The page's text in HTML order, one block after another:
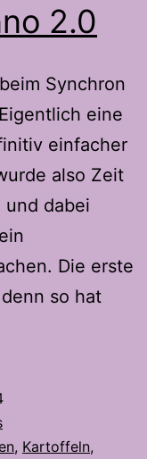
2.0
Synchron
eine
einfacher
also Zeit
und dabei
Die erste
so hat
, Kartoffeln,